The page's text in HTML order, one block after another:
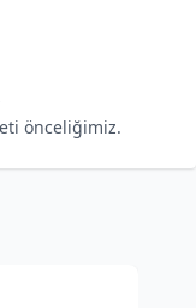
önceliğimiz.